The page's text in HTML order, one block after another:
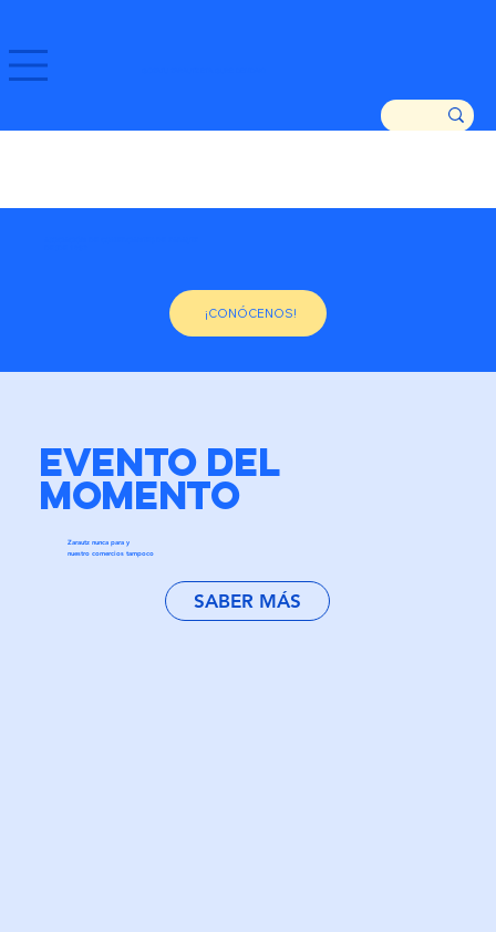
¡CONÓCENOS!
EVENTO DEL
MOMENTO
Zarautz nunca para y
nuestro comercios tampoco
SABER MÁS